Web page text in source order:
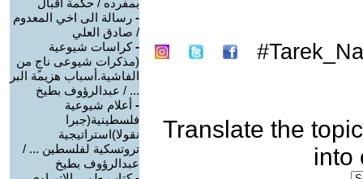
Translate the topic
into
بمفرده / حكمة اقبال
- رسالة الى اخي المعدوم
/ صادق العلي
-كراسات شيوعية
(مذكرات شيوعى ناجٍ من
الفاشية.أسباب هزيمة البر
... / عبدالرؤوف بطيخ
- أعلام شيوعية
فلسطينية(جبرا
نقولا)استراتيجية
تروتسكية لفلسطين ... /
عبدالرؤوف بطيخ